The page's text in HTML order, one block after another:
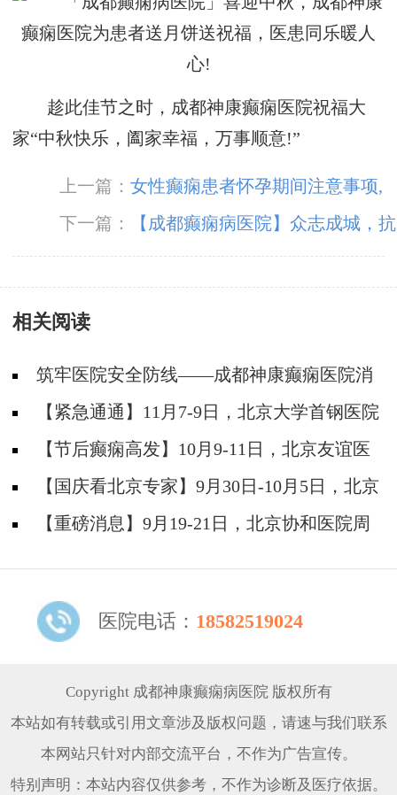
趁此佳节之时，成都神康癫痫医院祝福大
家“中秋快乐，阖家幸福，万事顺意!”
上一篇：女性癫痫患者怀孕期间注意事项,
成都癫痫医院支招
下一篇：
【成都癫痫病医院】众志成城，抗
击疫情 ！成都神康癫痫医院白衣战士闻令而
相关阅读
筑牢医院安全防线——成都神康癫痫医院消
防安全培训纪实
【紧急通通】11月7-9日，北京大学首钢医院
神经内科胡颖教授亲临成都会诊，破解癫痫疑难
【节后癫痫高发】10月9-11日，北京友谊医
院陈葵博士免费会诊+治疗援助，破解癫痫难
题！
【国庆看北京专家】9月30日-10月5日，北京
天坛&首钢医院两大专家蓉城亲诊+癫痫大额救
【重磅消息】9月19-21日，北京协和医院周
线！
医院电话： 18582519024
Copyright 成都神康癫痫病医院 版权所有
本站如有转载或引用文章涉及版权问题，请速与我们联系
本网站只针对内部交流平台，不作为广告宣传。
特别声明：本站内容仅供参考，不作为诊断及医疗依据。